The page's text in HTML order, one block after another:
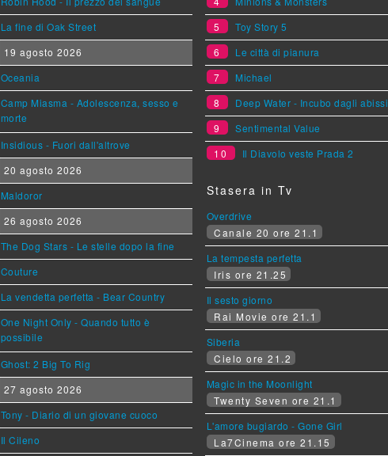
La fine di Oak Street
19 agosto 2026
Oceania
Camp Miasma - Adolescenza, sesso e
morte
Insidious - Fuori dall'altrove
20 agosto 2026
Maldoror
26 agosto 2026
The Dog Stars - Le stelle dopo la fine
Couture
La vendetta perfetta - Bear Country
One Night Only - Quando tutto è
possibile
Ghost: 2 Big To Rig
27 agosto 2026
Tony - Diario di un giovane cuoco
Il Cileno
5
Toy Story 5
6
Le città di pianura
7
Michael
8
Deep Water - Incubo dagli abissi
9
Sentimental Value
10
Il Diavolo veste Prada 2
Stasera in Tv
Overdrive
Canale 20 ore 21.1
La tempesta perfetta
Iris ore 21.25
Il sesto giorno
Rai Movie ore 21.1
Siberia
Cielo ore 21.2
Magic in the Moonlight
Twenty Seven ore 21.1
L'amore bugiardo - Gone Girl
La7Cinema ore 21.15